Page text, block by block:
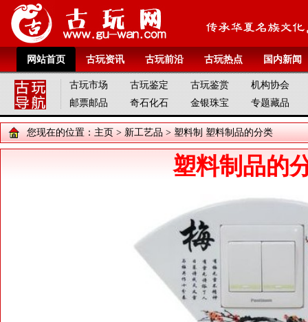
网站首页 古玩资讯 古玩前沿 古玩热点 国内新闻
古玩市场 古玩鉴定 古玩鉴赏
机构协会
邮票邮品
奇石化石 金银珠宝 专题藏品
您现在的位置： 主页 > 新工艺品 > 塑料制 塑料制品的分类
塑料制品的